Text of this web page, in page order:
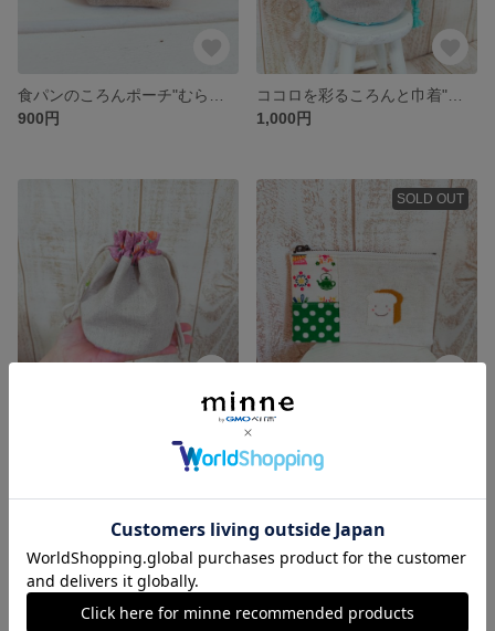
900円
1,000円
ココロを彩るころんと巾着"むらさき"
SOLD OUT
食パンさんのカード入れ
残り1点